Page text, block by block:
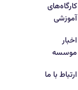
کارگاه‌های
آموزشی
اخبار
موسسه
ارتباط با ما